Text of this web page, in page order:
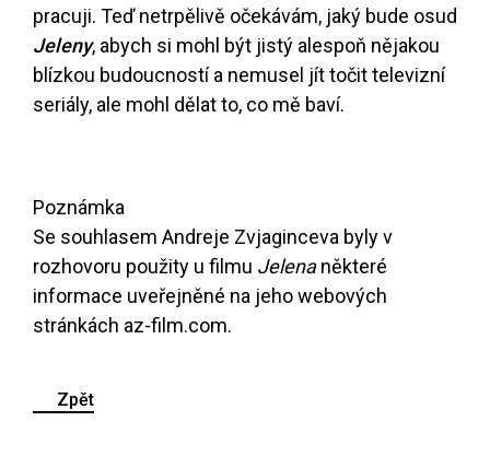
pracuji. Teď netrpělivě očekávám, jaký bude osud
Jeleny, abych si mohl být jistý alespoň nějakou
blízkou budoucností a nemusel jít točit televizní
seriály, ale mohl dělat to, co mě baví.
Poznámka
Se souhlasem Andreje Zvjaginceva byly v
rozhovoru použity u filmu Jelenaněkteré
informace uveřejněné na jeho webových
stránkách az-film.com.
Zpět